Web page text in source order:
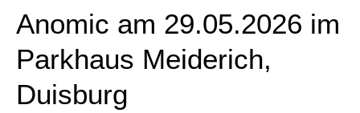
Anomic am 29.05.2026 im
Parkhaus Meiderich,
Duisburg